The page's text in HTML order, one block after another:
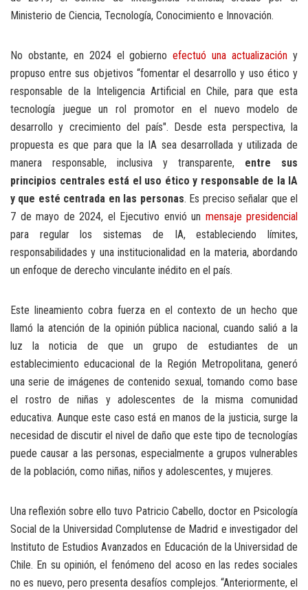
Ministerio de Ciencia, Tecnología, Conocimiento e Innovación.
No obstante, en 2024 el gobiernoefectuó una actualización y
propuso entre sus objetivos “fomentar el desarrollo y uso ético y
responsable de la Inteligencia Artificial en Chile, para que esta
tecnología juegue un rol promotor en el nuevo modelo de
desarrollo y crecimiento del país". Desde esta perspectiva, la
propuesta es que para que la IA sea desarrollada y utilizada de
manera responsable, inclusiva y transparente, entre sus
principios centrales está el uso ético y responsable de la IA
y que esté centrada en las personas. Es preciso señalar que el
7 de mayo de 2024, el Ejecutivo envió un mensaje presidencial
para regular los sistemas de IA, estableciendo límites,
responsabilidades y una institucionalidad en la materia, abordando
un enfoque de derecho vinculante inédito en el país.
Este lineamiento cobra fuerza en el contexto de un hecho que
llamó la atención de la opinión pública nacional, cuando salió a la
luz la noticia de que un grupo de estudiantes de un
establecimiento educacional de la Región Metropolitana, generó
una serie de imágenes de contenido sexual, tomando como base
el rostro de niñas y adolescentes de la misma comunidad
educativa. Aunque este caso está en manos de la justicia, surge la
necesidad de discutir el nivel de daño que este tipo de tecnologías
puede causar a las personas, especialmente a grupos vulnerables
de la población, como niñas, niños y adolescentes, y mujeres.
Una reflexión sobre ello tuvo Patricio Cabello, doctor en Psicología
Social de la Universidad Complutense de Madrid e investigador del
Instituto de Estudios Avanzados en Educación de la Universidad de
Chile. En su opinión, el fenómeno del acoso en las redes sociales
no es nuevo, pero presenta desafíos complejos. “Anteriormente, el